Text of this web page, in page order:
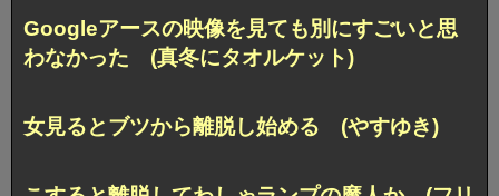
Googleアースの映像を見ても別にすごいと思
わなかった (真冬にタオルケット)
女見るとブツから離脱し始める (やすゆき)